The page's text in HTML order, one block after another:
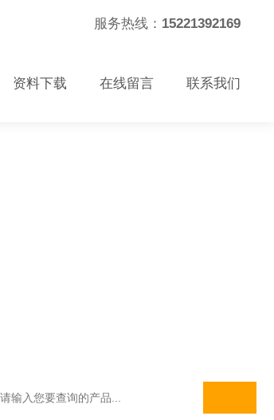
服务热线： 15221392169
资料下载 在线留言 联系我们